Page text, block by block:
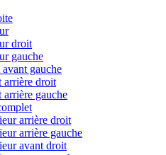
droit
gauche
gauche
arrière droit
gauche
arrière droit
arrière gauche
avant droit